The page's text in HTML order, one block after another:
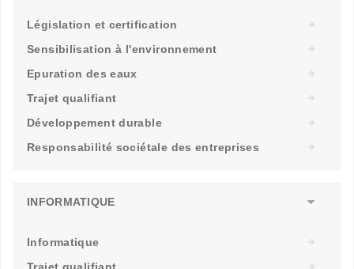
Législation et certification
Sensibilisation à l'environnement
Epuration des eaux
Trajet qualifiant
Développement durable
Responsabilité sociétale des entreprises
INFORMATIQUE
Informatique